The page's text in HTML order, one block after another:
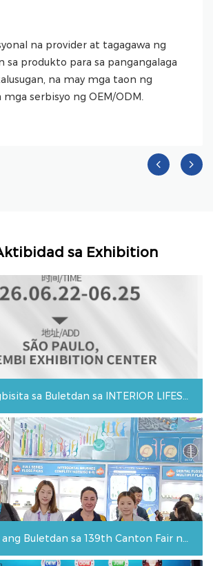
na provider at tagagawa ng
sa produkto para sa pangangalaga
na may mga taon ng
mga serbisyo ng OEM/ODM.
sa Exhibition
Maligayang Pagbisita sa Buletdan sa INTERIOR LIFESTYLE SOUTH AMERICA (Brazil) Expo 2026
Nagniningning ang Buletdan sa 139th Canton Fair na may Natitirang Mga Nagawa sa Oral Care Innovation